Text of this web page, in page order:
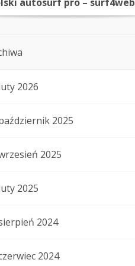
2026
2025
2025
2025
2024
2024